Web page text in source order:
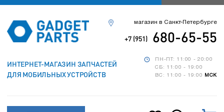
ИНТЕРНЕТ-МАГАЗИН ЗАПЧАСТЕЙ
ДЛЯ МОБИЛЬНЫХ УСТРОЙСТВ
ПН-ПТ: 11:00 - 20:00
СБ: 11:00 - 19:00
ВС: 11:00 - 19:00
МСК
магазин в Санкт-Петербурге
+7 (951) 680-65-55